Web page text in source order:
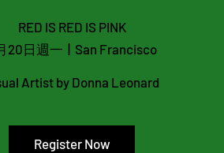
RED IS RED IS PINK
20日週一
  |
San Francisco
Artist by Donna Leonard
Register Now